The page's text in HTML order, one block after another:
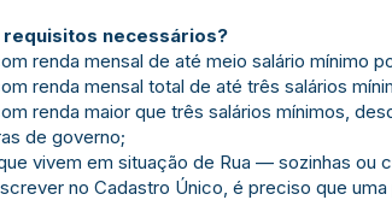
requisitos necessários?
renda mensal de até meio salário mínimo
renda mensal total de até três salários
renda maior que três salários mínimos,
de governo;
vivem em situação de Rua — sozinhas ou
no Cadastro Único, é preciso que